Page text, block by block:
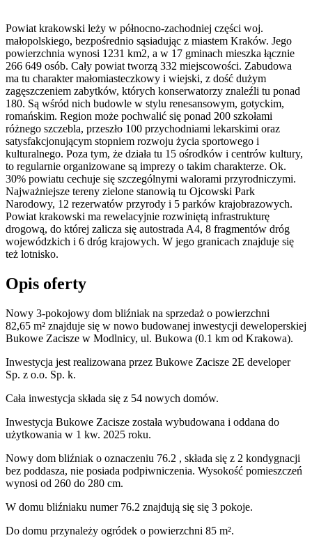
Powiat krakowski leży w północno-zachodniej części woj.
małopolskiego, bezpośrednio sąsiadując z miastem Kraków. Jego
powierzchnia wynosi 1231 km2, a w 17 gminach mieszka łącznie
266 649 osób. Cały powiat tworzą 332 miejscowości. Zabudowa
ma tu charakter małomiasteczkowy i wiejski, z dość dużym
zagęszczeniem zabytków, których konserwatorzy znaleźli tu ponad
180. Są wśród nich budowle w stylu renesansowym, gotyckim,
romańskim. Region może pochwalić się ponad 200 szkołami
różnego szczebla, przeszło 100 przychodniami lekarskimi oraz
satysfakcjonującym stopniem rozwoju życia sportowego i
kulturalnego. Poza tym, że działa tu 15 ośrodków i centrów kultury,
to regularnie organizowane są imprezy o takim charakterze. Ok.
30% powiatu cechuje się szczególnymi walorami przyrodniczymi.
Najważniejsze tereny zielone stanowią tu Ojcowski Park
Narodowy, 12 rezerwatów przyrody i 5 parków krajobrazowych.
Powiat krakowski ma rewelacyjnie rozwiniętą infrastrukturę
drogową, do której zalicza się autostrada A4, 8 fragmentów dróg
wojewódzkich i 6 dróg krajowych. W jego granicach znajduje się
też lotnisko.
Opis oferty
Nowy 3-pokojowy dom bliźniak na sprzedaż o powierzchni
82,65 m² znajduje się w nowo budowanej inwestycji deweloperskiej
Bukowe Zacisze w Modlnicy, ul. Bukowa (0.1 km od Krakowa).
Inwestycja jest realizowana przez Bukowe Zacisze 2E developer
Sp. z o.o. Sp. k.
Cała inwestycja składa się z 54 nowych domów.
Inwestycja Bukowe Zacisze została wybudowana i oddana do
użytkowania w 1 kw. 2025 roku.
Nowy dom bliźniak o oznaczeniu 76.2 , składa się z 2 kondygnacji
bez poddasza, nie posiada podpiwniczenia. Wysokość pomieszczeń
wynosi od 260 do 280 cm.
W domu bliźniaku numer 76.2 znajdują się się 3 pokoje.
Do domu przynależy ogródek o powierzchni 85 m².